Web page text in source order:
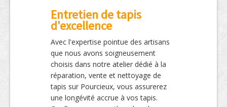
Entretien de tapis
d'excellence
Avec l'expertise pointue des artisans
que nous avons soigneusement
choisis dans notre atelier dédié à la
réparation, vente et nettoyage de
tapis sur Pourcieux, vous assurerez
une longévité accrue à vos tapis.